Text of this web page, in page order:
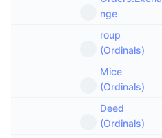
nge
roup
(Ordinals)
Mice
(Ordinals)
Deed
(Ordinals)